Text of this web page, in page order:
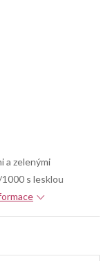
a zelenými
s lesklou